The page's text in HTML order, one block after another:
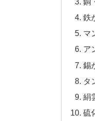
鉄
マ
ア
錫
タ
絹
硫